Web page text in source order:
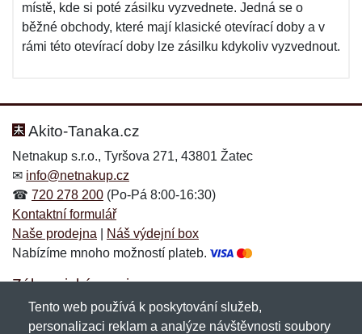
místě, kde si poté zásilku vyzvednete. Jedná se o
běžné obchody, které mají klasické otevírací doby a v
rámi této otevírací doby lze zásilku kdykoliv vyzvednout.
Akito-Tanaka.cz
Netnakup s.r.o., Tyršova 271, 43801 Žatec
✉ info@netnakup.cz
☎ 720 278 200 (Po-Pá 8:00-16:30)
Kontaktní formulář
Naše prodejna
Náš výdejní box
Nabízíme mnoho možností plateb.
Zákaznický servis
Novinky emailem
Tento web používá k poskytování služeb,
personalizaci reklam a analýze návštěvnosti soubory